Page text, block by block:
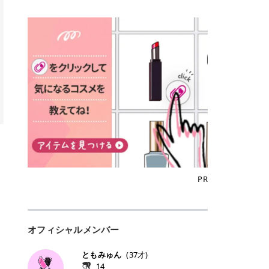
アとしても活用できます。 トナーパ
ッドの選び方 トナーパッドは、配合
成分やパッドの素材によって特徴が
異なります。 自分の肌悩みや理想の
仕上がりに合わせて選ぶことで、毎
日のスキンケアに取り入れやすくな
ります。 肌悩みに合わせて選ぶ パ
ッドの素材で選ぶ トナーパッドの使
い方 洗顔後すぐの清潔な肌に使用し
ます。 STEP1 エンボス面（凹凸
面）で顔全体をやさしく拭き取りま
す。 特に小鼻・あご・額など皮脂や
古い角質が気になる部分は丁寧にな
じませましょう。 STEP2 パッドを
裏返し、フラット面で顔全体をやさ
しく押さえながら化粧水をなじませ
キンケアを行います。 乾燥が気にな
パックとして使用するのもおすすめ
こからは、保湿ケアや肌荒れケア、
毛穴ケアなど目的別におすすめのト
するまでの期間や必要な施術回数が
大きな違いとして挙げられます！ 医
療脱毛は、医療機関（クリニックや
皮膚科など）だけで扱える高出力の
レーザーを使って、発毛組織にアプ
ローチする施術といわれています。
そのため、少ない回数で永久脱毛
（※）を目指すことができます。
（※永久脱毛とは一生毛が1本も生
えてこないという意味ではなく、ア
メリカの基準に基づき「長期間にわ
たって毛量が明らかに減少している
状態が維持されること」を指しま
のがメリットですが、毛根を破壊す
ます。 なお、医療脱毛は保険がきか
ない自由診療なので、クリニックに
います。だからこそ、しっかり比較
すい ラシャ メディオスターNeXT P
RO ジェントルYAGプロ 公式サイト
> ※医療脱毛は自由診療です。治療
には赤み、痒み、火傷、毛嚢炎、一
時的な硬毛化などのリスクが伴いま
す。 目次▼ 1. エミナルクリニック
の魅力とは？選ばれる3つの特徴 ・
最短6か月からの脱毛プランが選べ
る！ ・全国60院以上＆21時まで営
業！ ・痛みに配慮した医療脱毛器の
導入と肌トラブル対応 2. エミナル
クリニックの口コミ・評判 3. エミ
ナルクリニックの全身脱毛料金プラ
・追加費用がかからないシステム ・
リニックのお得な割引・キャンペー
で割引 ・ペア限定プラン｜家族や友
人と一緒にスタートできる ・他社か
ような血色感を演出するヌーディー
ピンク。 黄みと青みのバランスが良
く、自然になじむコーラル系カラー
です。 自然な血色感をプラスしてく
れるので、ナチュラルメイクとの相
性抜群。 可愛らしく、多幸感のある
印象に仕上がります。 ワインベリー
｜気品をまとうローズレッド 深みの
ある青みレッド。 大人っぽく華やか
な印象を与えるベリーカラーです。
ひと塗りで顔全体が華やかになり、
リップを主役にしたメイクが完成。
クールで上品な雰囲気を演出できま
ニュートラルな発色で、肌色を選び
落ち着いた印象に仕上がり、オン・
いめメイクにもカジュアルメイクに
もマッチします。 ラズベリーケーキ
ーグロスが広がり、ふっくらボリュ
フティングしたような、新しいリッ
プティンググロス💄 実際に使用した
方のクチコミ > 5 > プルプル > 唇に
塗るPDRNグロス > > AMUSE ジェ
ルフィットグロス > > ぷっくりツヤ
ツヤだけどベタっとした感じはなく
て使いやすいですね。プランピング
効果で少しスーッとします。ここは
好き嫌いがあるかもしれませんが慣
チップは片面がツルツル、片面がモ
ケモケになってます。 > > 桜グロス
【日本限定色】：上品なピンクベー
も上品で使いやすい色ですね。すも
いるので華やかそうに見えるけど、
> > スキンケア成分が配合されてい
て保湿もしっかりしてくれます。最
も、＠cosmeも、いつものコスメ購
入を“ちょっとお得”に変えられるの
が、トラミーリワードです✨ 今回
は、トラミーリワードの特徴や活用
方法、美容好きさんにおすすめな理
由を詳しくご紹介します！ トラミー
リワードとは？ 「トラミーリワー
ド」は、東証グロース上場企業であ
る株式会社アイズが運営する、安
心・安全なポイントサイト機能で
す。 トラミーリワードは、トラミー
会員向けのポイントサービスです。
対象ショップやサービスを利用する
ことでポイントを獲得でき、貯まっ
たポイントはAmazonギフト券やド
ットマネーなどに交換できます。 普
イ活初心者でも始めやすいのが魅力
段よく使っているコスメ通販サイト
けでポイントが貯まるのが大きな魅
力です✨ 例えば、、、 ・メガ割の
PR
オフィシャルメンバー
ともみゅん (37才)
14